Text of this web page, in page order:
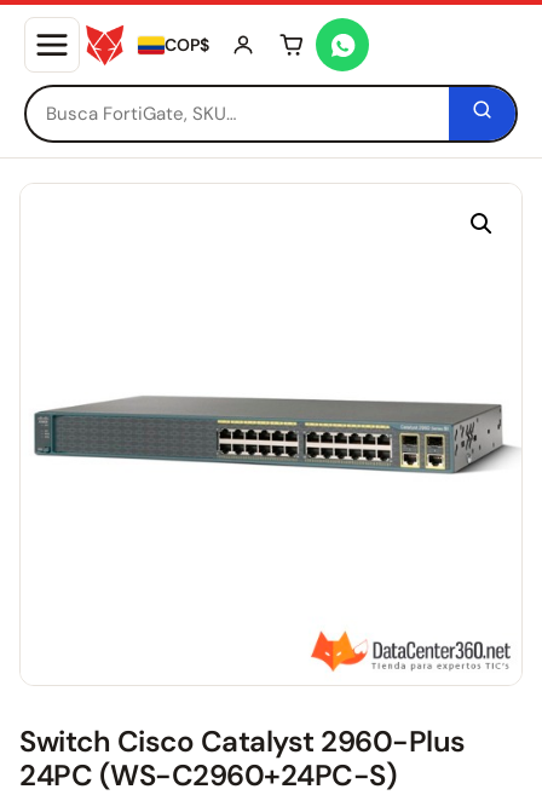
COP$ Tu carrito está vacío
Switch Cisco Catalyst 2960-Plus
24PC (WS-C2960+24PC-S)